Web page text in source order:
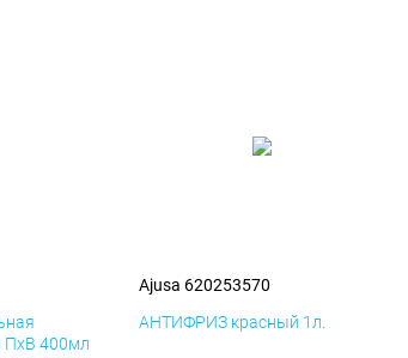
ПхВ 400мл
Ajusa 620253570
АНТИФРИЗ красный 1л.